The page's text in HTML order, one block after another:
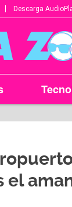
Descarga
el